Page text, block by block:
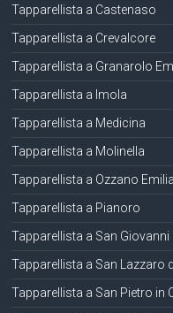
Tapparellista a Castenaso
Tapparellista a Crevalcore
Tapparellista a Granarolo
Tapparellista a Imola
Tapparellista a Medicina
Tapparellista a Molinella
Tapparellista a Ozzano Emilia
Tapparellista a Pianoro
Tapparellista a San Giovanni
Tapparellista a San Lazzaro
Tapparellista a San Pietro in